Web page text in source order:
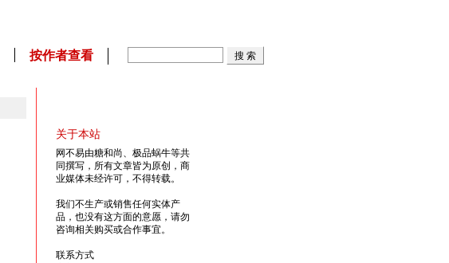
按作者查看
关于本站
网不易由糖和尚、极品蜗牛等共
同撰写，所有文章皆为原创，商
业媒体未经许可，不得转载。
我们不生产或销售任何实体产
品，也没有这方面的意愿，请勿
咨询相关购买或合作事宜。
联系方式